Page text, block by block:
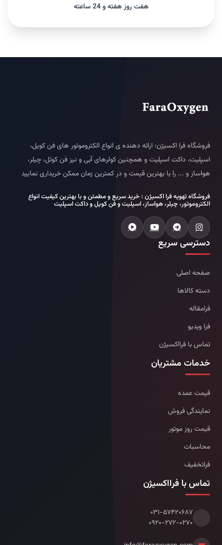
هفت روز هفته و 24 ساعته
فروشگاه فرا اکسیژن: ارائه دهنده ی انواع الکتروموتور های فن کویل،
اسپلیت، داکت اسپلیت و همچنین کولرهای آبی و نیز فن کوئل، چیلر،
هواساز و ... را با بهترین قیمت و در کمترین زمان ممکن خریداری نمایید
فروشگاه تهویه فرا اکسیژن : خرید سریع و مطمئن و با بهترین کیفیت انواع
الکتروموتور، چیلر، هواساز، اسپلیت و فن کویل و داکت اسپلیت
دسترسی سریع
صفحه اصلی
دسته کالاها
فرامقاله
فرا ویدیو
تماس با فرااکسیژن
خدمات مشتریان
قیمت عمده
نمایندگی فروش
قیمت روز موتور
محاسبات
فراتخفیف
تماس با فرااکسیژن
۰۳۱-۵۷۴۲۰۶۸۷
۰۹۲۰-۲۷۲-۰۲۷۰